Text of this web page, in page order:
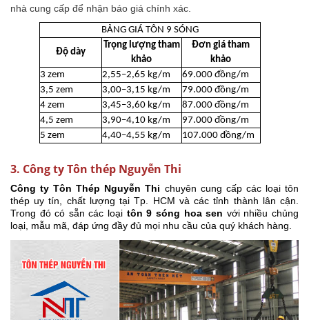
nhà cung cấp để nhận báo giá chính xác.
BẢNG GIÁ TÔN 9 SÓNG
Độ dày
Trọng lượng tham
khảo
Đơn giá tham
khảo
3 zem
2,55–2,65 kg/m
69.000 đồng/m
3,5 zem
3,00–3,15 kg/m
79.000 đồng/m
4 zem
3,45–3,60 kg/m
87.000 đồng/m
4,5 zem
3,90–4,10 kg/m
97.000 đồng/m
5 zem
4,40–4,55 kg/m 107.000 đồng/m
3. Công ty Tôn thép Nguyễn Thi
Công ty Tôn Thép Nguyễn Thi chuyên cung cấp các loại tôn
thép uy tín, chất lượng tại Tp. HCM và các tỉnh thành lân cận.
Trong đó có sẵn các loại tôn 9 sóng hoa sen với nhiều chủng
loại, mẫu mã, đáp ứng đầy đủ mọi nhu cầu của quý khách hàng.